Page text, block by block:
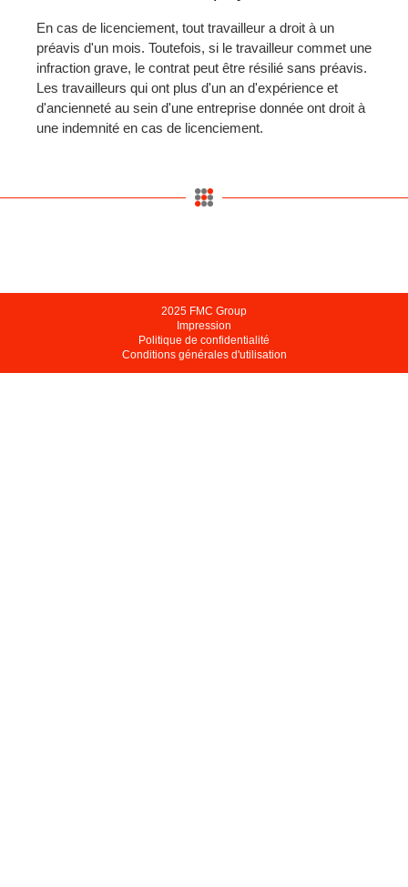
En cas de licenciement, tout travailleur a droit à un
préavis d'un mois. Toutefois, si le travailleur commet une
infraction grave, le contrat peut être résilié sans préavis.
Les travailleurs qui ont plus d'un an d'expérience et
d'ancienneté au sein d'une entreprise donnée ont droit à
une indemnité en cas de licenciement.
2025 FMC Group
Impression
Politique de confidentialité
Conditions générales d'utilisation